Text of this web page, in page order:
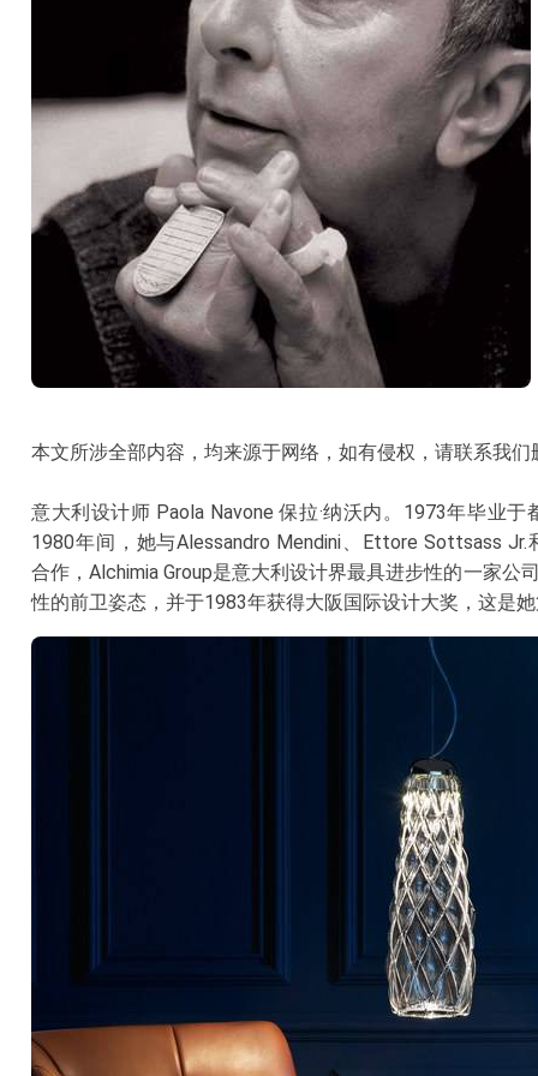
本文所涉全部内容，均来源于网络，如有侵权，请联系我们
意大利设计师 Paola Navone 保拉·纳沃内。 1973年毕业于
1980年间，她与Alessandro Mendini、Ettore Sottsass Jr.
合作，Alchimia Group是意大利设计界最具进步性的一家公
性的前卫姿态，并于1983年获得大阪国际设计大奖，这是